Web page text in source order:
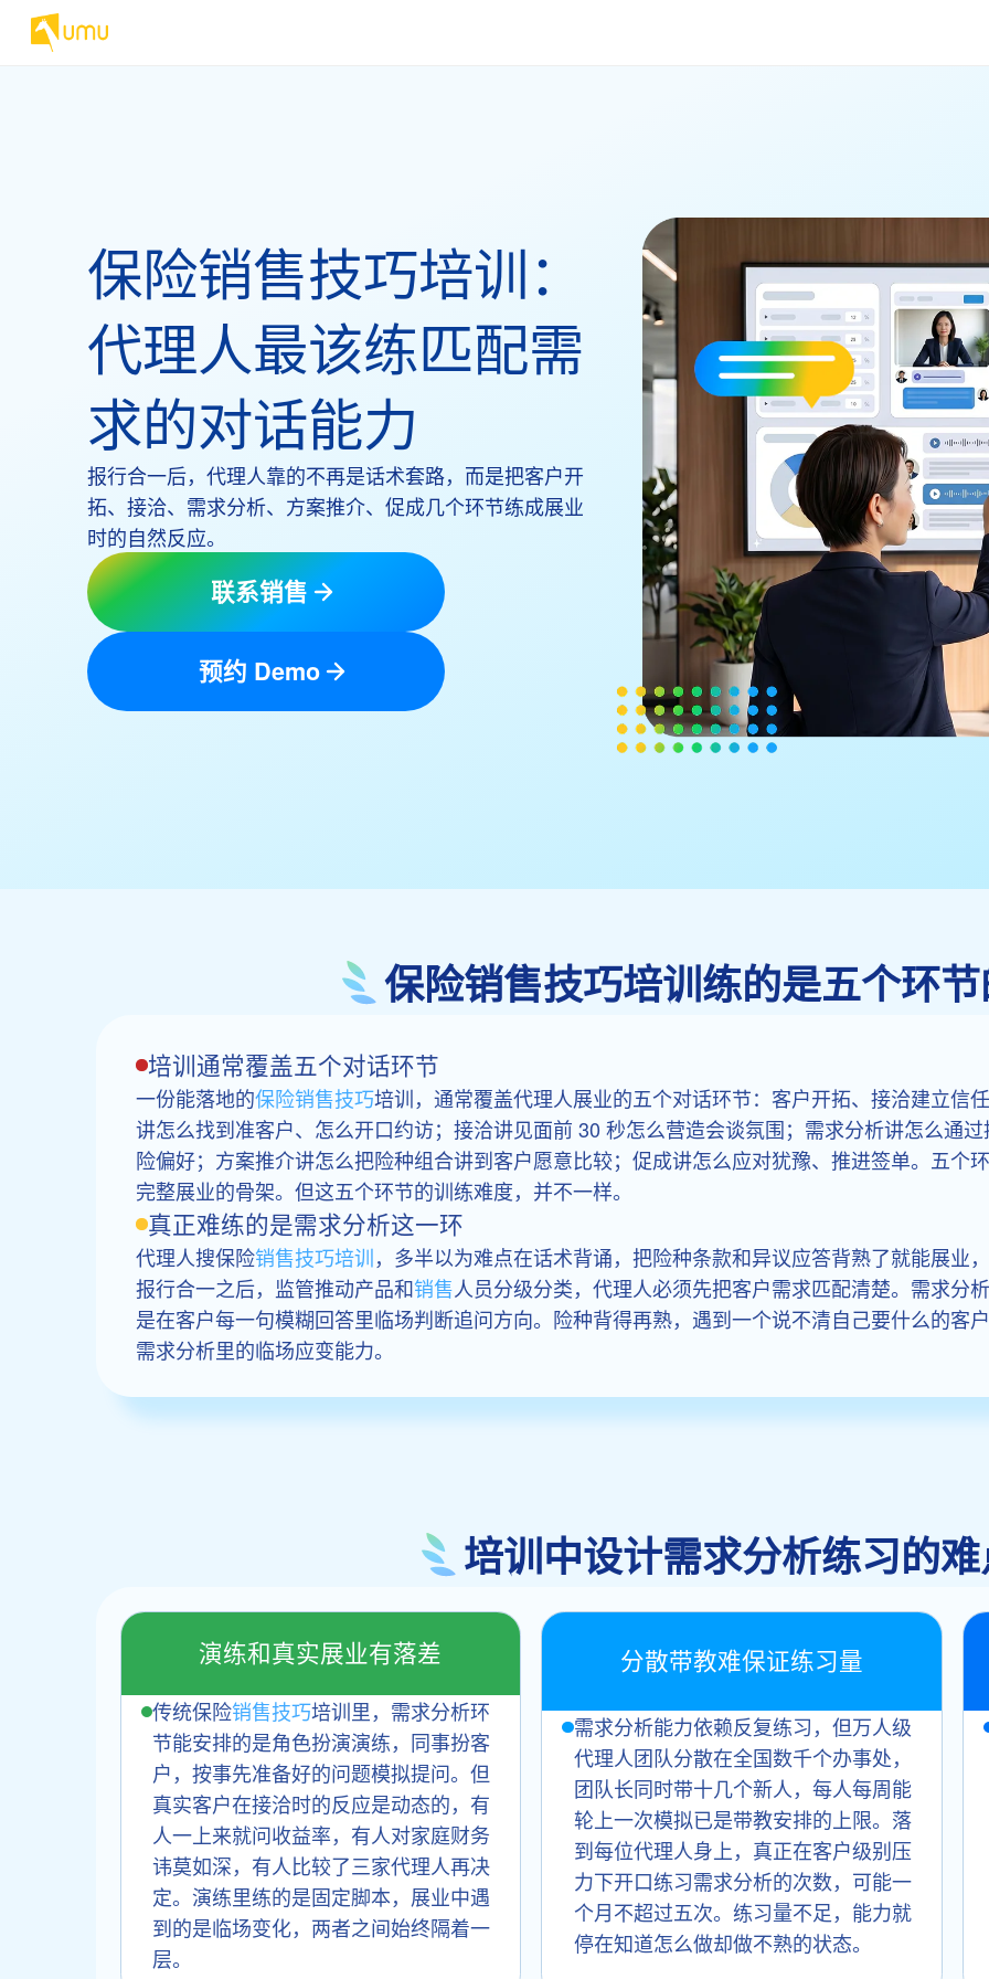
保险销售技巧培训：
代理人最该练匹配需
求的对话能力
报行合一后，代理人靠的不再是话术套路，而是把客户开
拓、接洽、需求分析、方案推介、促成几个环节练成展业
时的自然反应。
联系销售
预约 Demo
保险销售技巧培训练的是五个环
培训通常覆盖五个对话环节
一份能落地的保险销售技巧培训，通常覆盖代理人展业的五个对话环节：客户开拓、接洽建立信
讲怎么找到准客户、怎么开口约访；接洽讲见面前 30 秒怎么营造会谈氛围；需求分析讲怎么通
险偏好；方案推介讲怎么把险种组合讲到客户愿意比较；促成讲怎么应对犹豫、推进签单。五个
完整展业的骨架。但这五个环节的训练难度，并不一样。
真正难练的是需求分析这一环
代理人搜保险销售技巧培训，多半以为难点在话术背诵，把险种条款和异议应答背熟了就能展业
报行合一之后，监管推动产品和销售人员分级分类，代理人必须先把客户需求匹配清楚。需求分
是在客户每一句模糊回答里临场判断追问方向。险种背得再熟，遇到一个说不清自己要什么的客
需求分析里的临场应变能力。
培训中设计需求分析练习的
演练和真实展业有落差
传统保险销售技巧培训里，需求分析环
节能安排的是角色扮演演练，同事扮客
户，按事先准备好的问题模拟提问。但
真实客户在接洽时的反应是动态的，有
人一上来就问收益率，有人对家庭财务
讳莫如深，有人比较了三家代理人再决
定。演练里练的是固定脚本，展业中遇
到的是临场变化，两者之间始终隔着一
层。
分散带教难保证练习量
需求分析能力依赖反复练习，但万人级
代理人团队分散在全国数千个办事处，
团队长同时带十几个新人，每人每周能
轮上一次模拟已是带教安排的上限。落
到每位代理人身上，真正在客户级别压
力下开口练习需求分析的次数，可能一
个月不超过五次。练习量不足，能力就
停在知道怎么做却做不熟的状态。